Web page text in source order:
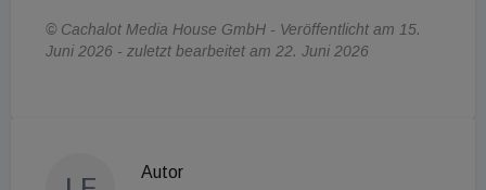
© Cachalot Media House GmbH - Veröffentlicht am 15.
Juni 2026 - zuletzt bearbeitet am 22. Juni 2026
Autor